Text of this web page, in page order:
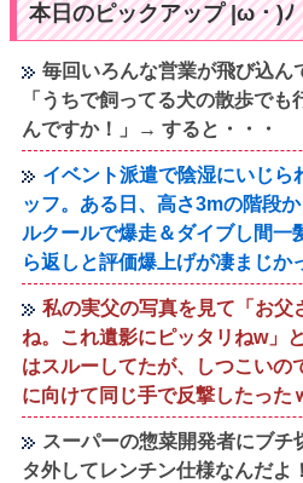
本日のピックアップ |ω・)ﾉ
毎回いろんな営業が飛び込ん
「うちで飼ってる犬の散歩で
んですか！」→ すると・・・
イベント派遣で陰湿にいじら
ッフ。ある日、高さ3mの階段
ルクールで爆走＆ダイブし間一
ら返しと評価爆上げが凄まじか
私の実父の写真を見て「お父
ね。これ遺影にピッタリねw」
はスルーしてたが、しつこいの
に向けて同じ手で反撃したった
スーパーの惣菜開発者にブチ
タ外してレンチン仕様なんだよ